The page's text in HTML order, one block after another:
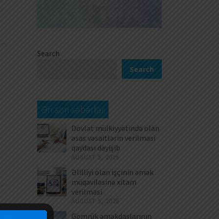
Search
Search
Ən son xəbərlər
Dövlət mülkiyyətində olan
əsas vəsaitlərin verilməsi
qaydası dəyişib
AUGUST 5, 2026
Əlilliyi olan işçinin əmək
müqaviləsinə xitam
verilməsi
AUGUST 5, 2026
Gömrük əməkdaşlarının